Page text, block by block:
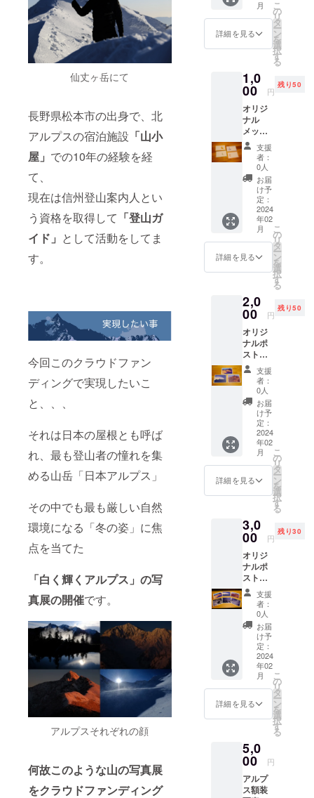
仙丈ヶ岳にて
長野県松本市の出身で、北
アルプスの宿泊施設 「山小
屋」 での10年の経験を経
て、
現在は信州登山案内人とい
う資格を取得して 「登山ガ
イド」 として活動をしてま
す。
今回このクラウドファン
ディングで実現したいこ
と、、、
それは日本の屋根とも呼ば
れ、最も登山者の憧れを集
める山岳「日本アルプス」
その中でも最も厳しい自然
環境になる「冬の姿」に焦
点を当てた
「白く輝くアルプス」の写
真展の開催です。
アルプスそれぞれの顔
何故このような山の写真展
をクラウドファンディング
月
詳細を見る
こ
の
リ
タ
ー
ン
を
選
択
す
る
1,0
00 円
残り50
オリジ
ナル
メッ
セージ
カード8
枚セッ
ト（各
色2枚）
日本ア
ルプス
の人気
者「雷
鳥さ
ん」を
モチー
フにし
セージ
カー
ド。
（名刺
サイズ
91×55
mm）
支援
者：
0人
お届
け予
定：
2024
年02
月
詳細を見る
こ
の
リ
タ
ー
ン
を
選
択
す
る
2,0
00 円
残り50
オリジ
ナルポ
スト
カード3
枚セッ
ト 北ア
ルプス
「槍ヶ
岳」
「穂高
連峰」
「剱
岳」を
モチー
フに
デザイ
ンした
ポスト
カー
ド。
（148×
100mm
） 3枚
セット
でお届
けしま
す。
支援
者：
0人
お届
け予
定：
2024
年02
月
詳細を見る
こ
の
リ
タ
ー
ン
を
選
択
す
る
3,0
00 円
残り30
オリジ
ナルポ
スト
カード6
枚セッ
ト 北ア
ルプス
の個性
的な
「西穂
高岳」
「鹿島
槍ヶ
岳」
「黒部
五郎
写した
写真を
プリン
トした
ポスト
支援
者：
0人
お届
け予
定：
2024
年02
月
詳細を見る
こ
の
リ
タ
ー
ン
を
選
択
す
る
5,0
00 円
アルプ
ス額装